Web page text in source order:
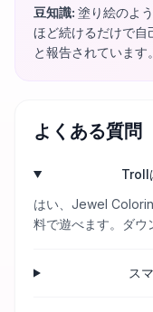
豆知識: 塗り絵のよ
ほど続けるだけで自
と報告されています。
よくある質問
Troll
はい、Jewel
料で遊べます。ダウ
ス